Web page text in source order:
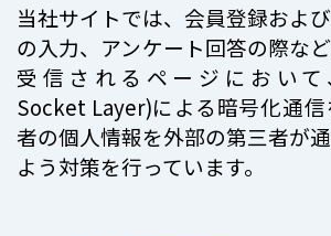
当社サイトでは、会員登録およ
の入力、アンケート回答の際な
受信されるページにおいて
Socket Layer)による暗号化通
者の個人情報を外部の第三者が
よう対策を行っています。